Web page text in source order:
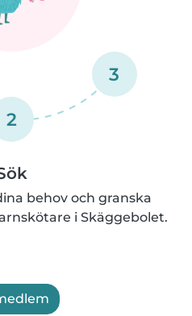
2
3
behov och granska
i Skäggebolet.